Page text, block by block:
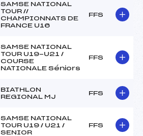
SAMSE NATIONAL
TOUR //
CHAMPIONNATS DE
FRANCE U16
FFS
SAMSE NATIONAL
TOUR U19-U21 /
COURSE
NATIONALE Séniors
FFS
BIATHLON
REGIONAL MJ
FFS
SAMSE NATIONAL
TOUR U19 / U21 /
SENIOR
FFS